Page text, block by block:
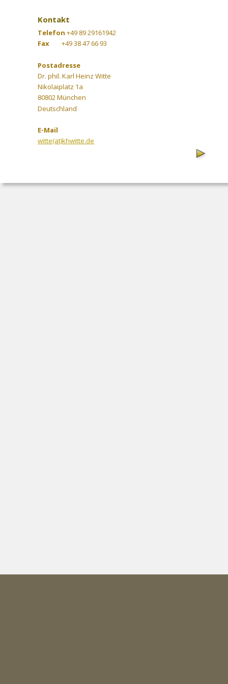
Kontakt
Telefon +49 89 29161942
Fax +49 38 47 66 93
Postadresse
Dr. phil. Karl Heinz Witte
Nikolaiplatz 1a
80802 München
Deutschland
E-Mail
witte(at)khwitte.de